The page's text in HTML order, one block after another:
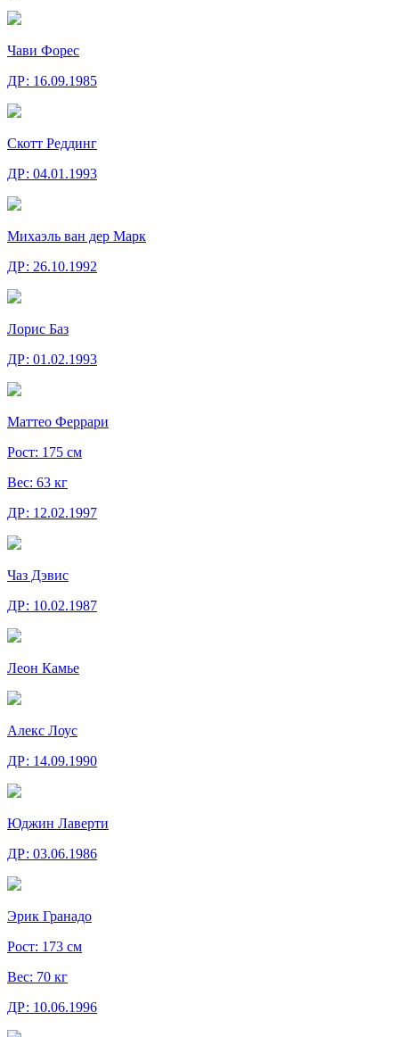
Чави Форес
ДР: 16.09.1985
Скотт Реддинг
ДР: 04.01.1993
Михаэль ван дер Марк
ДР: 26.10.1992
Лорис Баз
ДР: 01.02.1993
Маттео Феррари
Рост: 175 см
Вес: 63 кг
ДР: 12.02.1997
Чаз Дэвис
ДР: 10.02.1987
Леон Камье
Алекс Лоус
ДР: 14.09.1990
Юджин Лаверти
ДР: 03.06.1986
Эрик Гранадо
Рост: 173 см
Вес: 70 кг
ДР: 10.06.1996